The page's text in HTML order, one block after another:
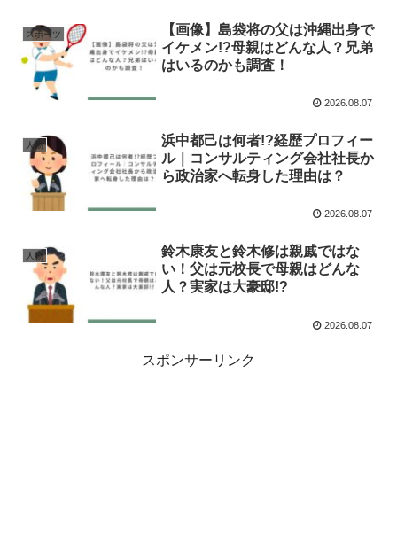
スポーツ
【画像】島袋将の父は沖縄出身で
イケメン!?母親はどんな人？兄弟
はいるのかも調査！
2026.08.07
人物
浜中都己は何者!?経歴プロフィー
ル｜コンサルティング会社社長か
ら政治家へ転身した理由は？
2026.08.07
人物
鈴木康友と鈴木修は親戚ではな
い！父は元校長で母親はどんな
人？実家は大豪邸!?
2026.08.07
スポンサーリンク